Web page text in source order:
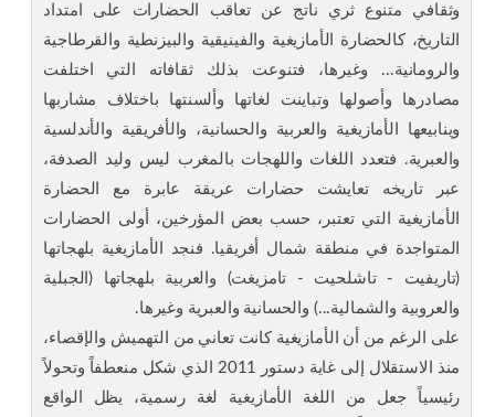
وثقافي متنوع ثري ناتج عن تعاقب الحضارات على امتداد
التاريخ، كالحضارة الأمازيغية والفينيقية والبيزنطية والقرطاجية
والرومانية... وغيرها، فتنوعت بذلك ثقافاته التي اختلفت
مصادرها وأصولها وتباينت لغاتها وألسنتها باختلاف مشاربها
وينابيعها الأمازيغية والعربية والحسانية، والأفريقية والأندلسية
والعبرية. فتعدد اللغات واللهجات بالمغرب ليس وليد الصدفة،
عبر تاريخه تعايشت حضارات عريقة عابرة مع الحضارة
الأمازيغية التي تعتبر، حسب بعض المؤرخين، أولى الحضارات
المتواجدة في منطقة شمال أفريقيا. فنجد الأمازيغية بلهجاتها
(تاريفيت - تاشلحيت - تامزيغت) والعربية بلهجاتها (الجبلية
والعروبية والشمالية...) والحسانية والعبرية وغيرها.
على الرغم من أن الأمازيغية كانت تعاني من التهميش والإقصاء،
منذ الاستقلال إلى غاية دستور 2011 الذي شكل منعطفاً وتحولاً
رئيسياً جعل من اللغة الأمازيغية لغة رسمية، يظل الواقع